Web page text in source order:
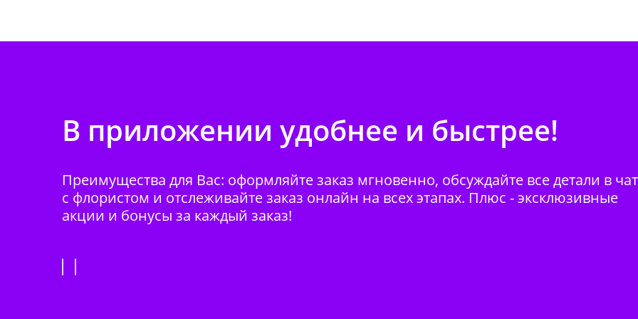
В приложении удобнее и быстрее!
Преимущества для Вас: оформляйте заказ мгновенно, обсуждайте все детали в
с флористом и отслеживайте заказ онлайн на всех этапах. Плюс - эксклюзивные
акции и бонусы за каждый заказ!